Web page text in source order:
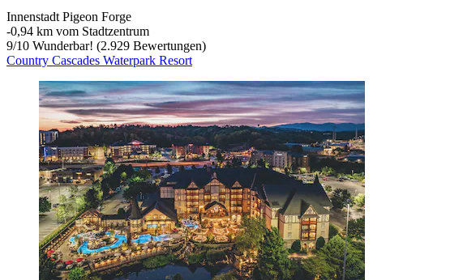
Innenstadt Pigeon Forge
‐0,94 km vom Stadtzentrum
9/10 Wunderbar! (2.929 Bewertungen)
Country Cascades Waterpark Resort